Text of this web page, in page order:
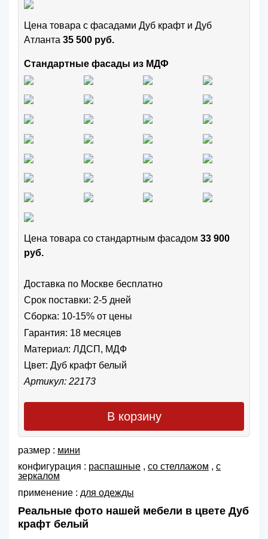
Цена товара с фасадами Дуб крафт и Дуб
Атланта 35 500 руб.
Стандартные фасады из МДФ
Цена товара cо стандартным фасадом 33 900
руб.
Доставка по Москве бесплатно
Срок поставки: 2-5 дней
Сборка: 10-15% от цены
Гарантия: 18 месяцев
Материал: ЛДСП, МДФ
Цвет: Дуб крафт белый
Артикул: 22173
В корзину
размер : мини
конфигурация : распашные , со стеллажом , с
зеркалом
применение : для одежды
Реальные фото нашей мебели в цвете Дуб
крафт белый